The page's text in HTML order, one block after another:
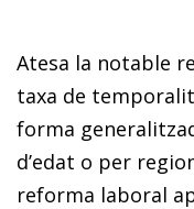
Atesa la notable
taxa de
forma
d’edat o per
reforma laboral